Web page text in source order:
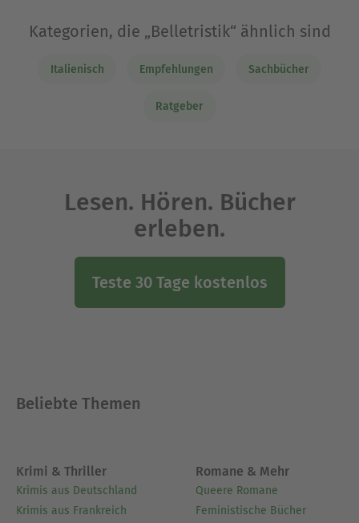
Kategorien, die „Belletristik“ ähnlich sind
Italienisch Empfehlungen Sachbücher
Ratgeber
Lesen. Hören. Bücher
erleben.
Teste 30 Tage kostenlos
Beliebte Themen
Krimi & Thriller
Krimis aus Deutschland
Krimis aus Frankreich
Romane & Mehr
Queere Romane
Feministische Bücher